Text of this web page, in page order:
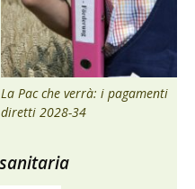
La Pac che verrà: i pagamenti
diretti 2028-34